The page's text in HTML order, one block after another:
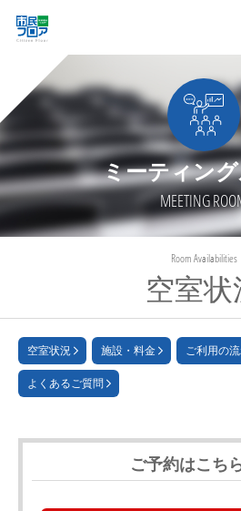
ミーティン
MEETING
空室状
Room Availabilities
空室状況 施設・料金 ご利用の
よくあるご質問
ご予約はこち